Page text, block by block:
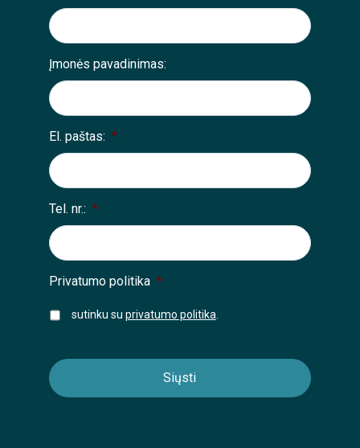
Įmonės pavadinimas:
El. paštas: *
Tel. nr.: *
Privatumo politika *
sutinku su privatumo politika